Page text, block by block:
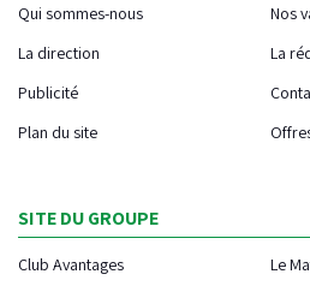
Qui sommes-nous
Nos
La direction
La
Publicité
Plan du site
SITE DU GROUPE
Club Avantages
Le